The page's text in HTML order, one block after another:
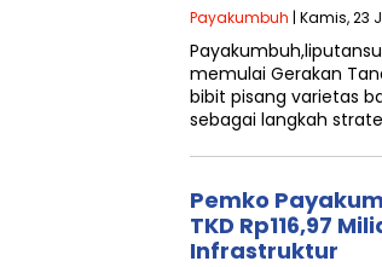
Payakumbuh | Kamis, 23
memulai Gerakan
bibit pisang varietas
sebagai langkah
Pemko
TKD Rp116,97
Infrastruktur